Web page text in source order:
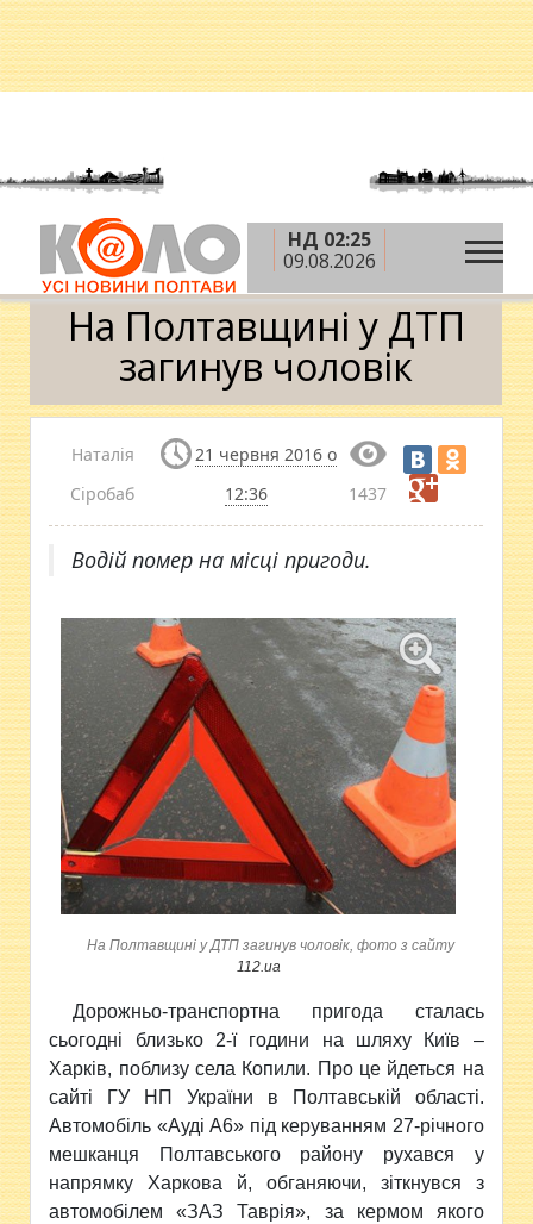
НД 02:25
09.08.2026
Головна » Новини » Надзвичайні події
На
Полтавщині у ДТП загинув чоловік
На Полтавщині у ДТП
загинув чоловік
Наталія
Сіробаб
21 червня 2016 о
12:36
1437
Водій помер на місці пригоди.
На Полтавщині у ДТП загинув чоловік, фото з сайту
112.ua
Дорожньо-транспортна пригода сталась
сьогодні близько 2-ї години на шляху Київ –
Харків, поблизу села Копили. Про це йдеться на
сайті ГУ НП України в Полтавській області.
Автомобіль «Ауді А6» під керуванням 27-річного
мешканця Полтавського району рухався у
напрямку Харкова й, обганяючи, зіткнувся з
автомобілем «ЗАЗ Таврія», за кермом якого